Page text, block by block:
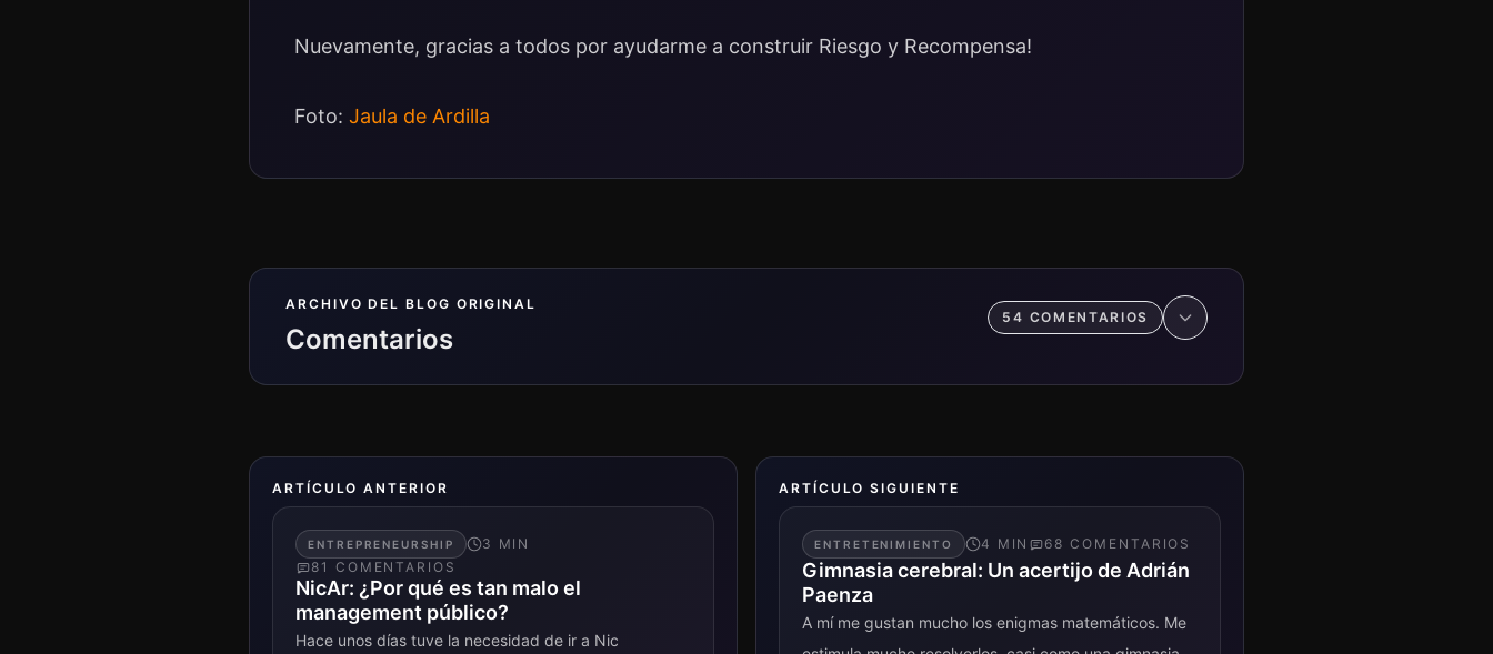
Nuevamente, gracias a todos por ayudarme a construir Riesgo y Recompensa!
Foto: Jaula de Ardilla
ARCHIVO DEL BLOG ORIGINAL
Comentarios
54 COMENTARIOS
ARTÍCULO ANTERIOR
ENTREPRENEURSHIP 3 MIN
81 COMENTARIO S
NicAr: ¿Por qué es tan malo el
management público?
Hace unos días tuve la necesidad de ir a Nic
ARTÍCULO SIGUIENTE
ENTRETENIMIENTO 4 MIN 68 COMENTARIO S
Gimnasia cerebral: Un acertijo de Adrián
Paenza
A mí me gustan mucho los enigmas matemáticos. Me